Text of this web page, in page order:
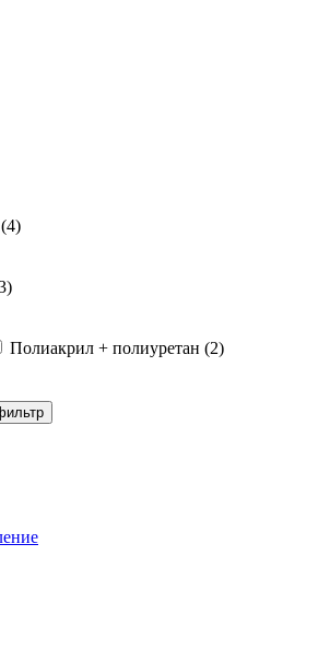
4)
)
Полиакрил + полиуретан (2)